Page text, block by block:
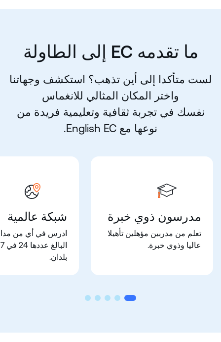
ما تقدمه CE إلى الطاولة
لست متأكدا إلى أين تذهب؟ استكشف وجهاتنا
واختر المكان المثالي للانغماس
نفسك في تجربة ثقافية وتعليمية فريدة من
نوعها مع CE hsilgnE.
مدرسون ذوي خبرة
تعلم من مدربين مؤهلين تأهيلا
عاليا وذوي خبرة.
شبكة عالمية
ادرس في أي من
البالغ عددها 24 في 7
بلدان.